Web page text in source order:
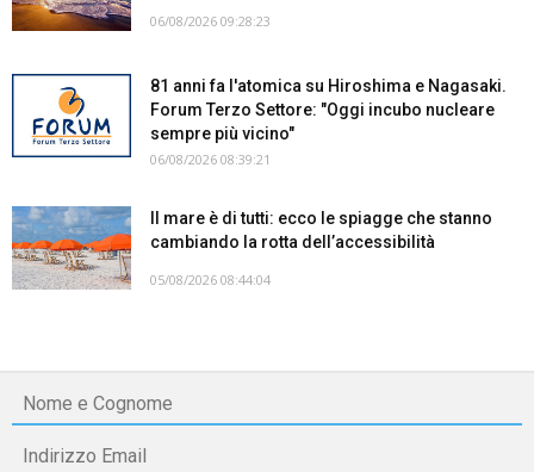
06/08/2026 09:28:23
81 anni fa l'atomica su Hiroshima e Nagasaki.
Forum Terzo Settore: "Oggi incubo nucleare
sempre più vicino"
06/08/2026 08:39:21
Il mare è di tutti: ecco le spiagge che stanno
cambiando la rotta dell’accessibilità
05/08/2026 08:44:04